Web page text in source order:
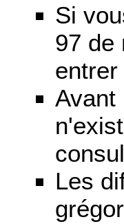
Si
97 de
Avant
Les